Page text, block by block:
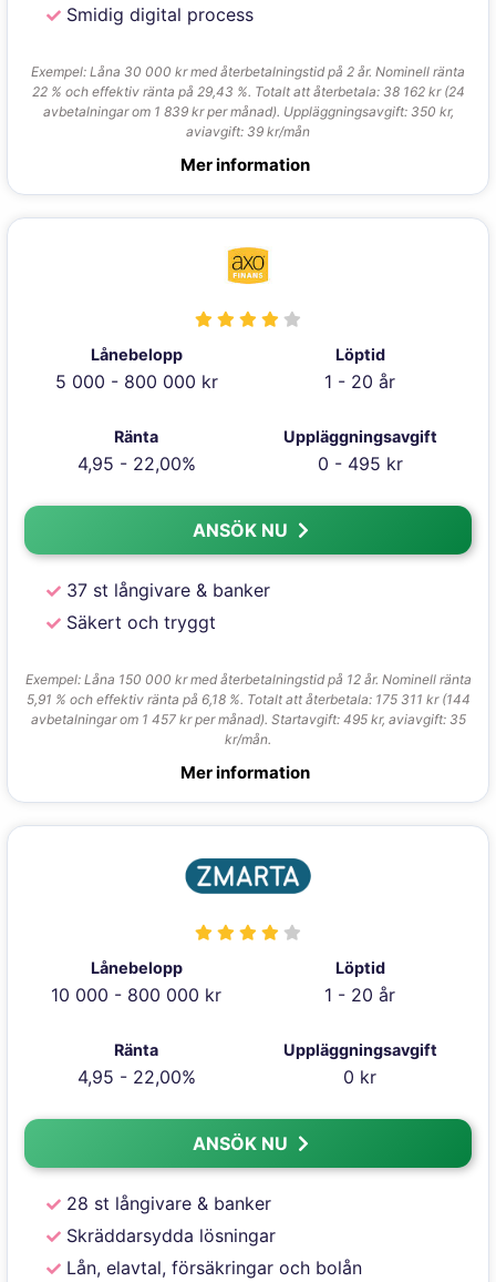
Smidig digital process
Exempel: Låna 30 000 kr med återbetalningstid på 2 år. Nominell ränta
22 % och effektiv ränta på 29,43 %. Totalt att återbetala: 38 162 kr (24
avbetalningar om 1 839 kr per månad). Uppläggningsavgift: 350 kr,
aviavgift: 39 kr/mån
Mer information
Lånebelopp
5 000 - 800 000 kr
Löptid
1 - 20 år
Ränta
4,95 - 22,00%
Uppläggningsavgift
0 - 495 kr
ANSÖK NU
37 st långivare & banker
Säkert och tryggt
Exempel: Låna 150 000 kr med återbetalningstid på 12 år. Nominell ränta
5,91 % och effektiv ränta på 6,18 %. Totalt att återbetala: 175 311 kr (144
avbetalningar om 1 457 kr per månad). Startavgift: 495 kr, aviavgift: 35
kr/mån.
Mer information
Lånebelopp
10 000 - 800 000 kr
Löptid
1 - 20 år
Ränta
4,95 - 22,00%
Uppläggningsavgift
0 kr
ANSÖK NU
28 st långivare & banker
Skräddarsydda lösningar
Lån, elavtal, försäkringar och bolån